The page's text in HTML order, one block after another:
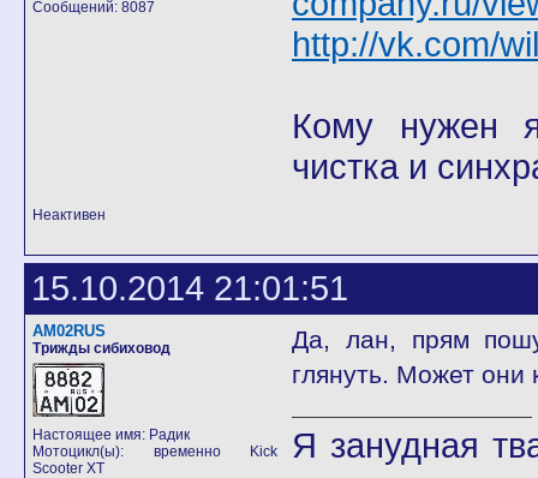
Сообщений: 8087
http://vk.com/
Кому нужен
чистка и
Неактивен
15.10.2014 21:01:51
AM02RUS
Трижды сибиховод
Настоящее имя: Радик
Мотоцикл(ы): временно Kick
Scooter XT
Да, лан, прям
глянуть. Может они
Я занудная